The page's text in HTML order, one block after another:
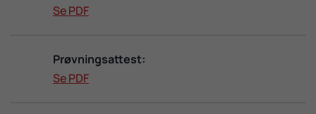
Se PDF
Prøvningsattest:
Se PDF